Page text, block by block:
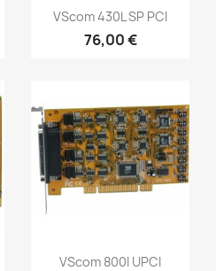
Vista rápida
VScom 430L SP PCI
76,00 €
Vista rápida
VScom 800I UPCI